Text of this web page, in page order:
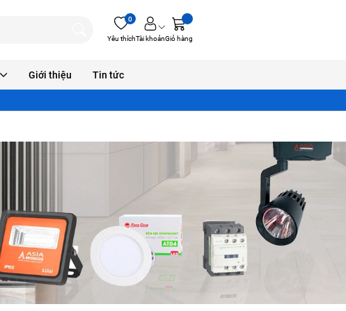
0
Yêu thíchTài khoảnGiỏ hàng
Giới thiệu Tin tức